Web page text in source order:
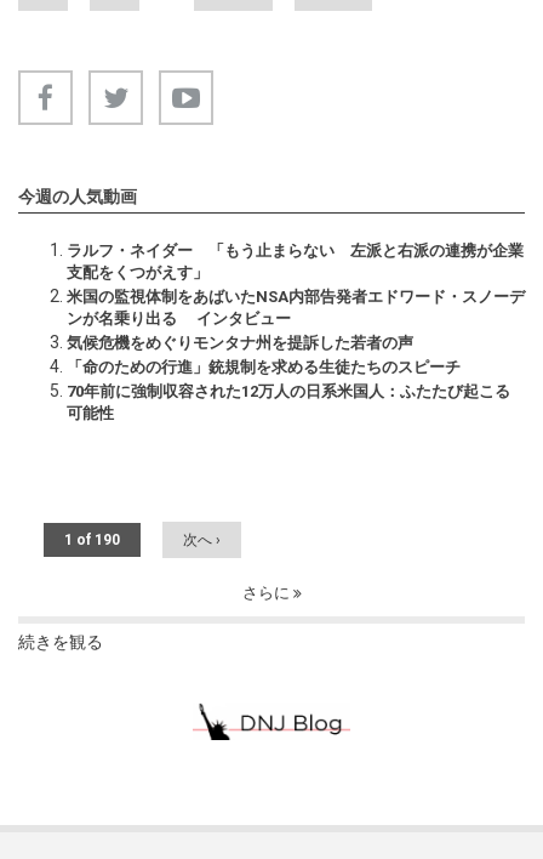
今週の人気動画
ラルフ・ネイダー 「もう止まらない 左派と右派の連携が企業
支配をくつがえす」
米国の監視体制をあばいたNSA内部告発者エドワード・スノーデ
ンが名乗り出る インタビュー
気候危機をめぐりモンタナ州を提訴した若者の声
「命のための行進」銃規制を求める生徒たちのスピーチ
70年前に強制収容された12万人の日系米国人：ふたたび起こる
可能性
1 of 190 次へ ›
さらに
続きを観る